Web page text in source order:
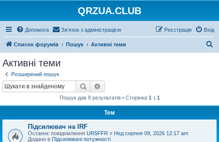
QRZUA.CLUB
Допомога Зв'язок з адміністрацією Вхід
Реєстрація
Список форумів Пошук Активні теми
Активні теми
Розширений пошук
Пошук
Пошук дав 8 результатів • Сторінка 1 з 1
Тем
Підсилювач на IRF
Останнє повідомлення UR5FFR « Нед серпня 09, 2026 12:17 am
Додано в Підсилювачі потужності